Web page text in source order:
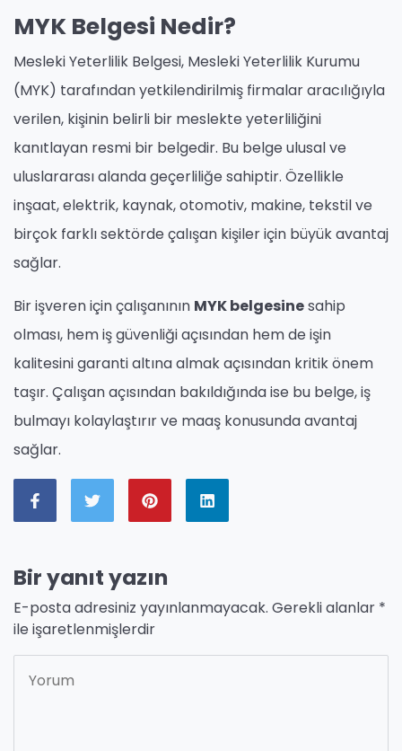
MYK Belgesi Nedir?
Mesleki Yeterlilik Belgesi, Mesleki Yeterlilik Kurumu
(MYK) tarafından yetkilendirilmiş firmalar aracılığıyla
verilen, kişinin belirli bir meslekte yeterliliğini
kanıtlayan resmi bir belgedir. Bu belge ulusal ve
uluslararası alanda geçerliliğe sahiptir. Özellikle
inşaat, elektrik, kaynak, otomotiv, makine, tekstil ve
birçok farklı sektörde çalışan kişiler için büyük avantaj
sağlar.
Bir işveren için çalışanının MYK belgesinesahip
olması, hem iş güvenliği açısından hem de işin
kalitesini garanti altına almak açısından kritik önem
taşır. Çalışan açısından bakıldığında ise bu belge, iş
bulmayı kolaylaştırır ve maaş konusunda avantaj
sağlar.
Bir yanıt yazın
E-posta adresiniz yayınlanmayacak. Gerekli alanlar *
ile işaretlenmişlerdir